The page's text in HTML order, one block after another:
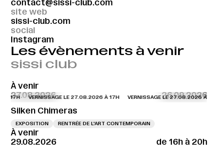
contact@sissi-club.com
site web
sissi-club.com
social
Instagram
Les évènements à venir
sissi club
À venir
27.08.2026
26.09.2026
À 17H VERNISSAGE LE 27.08.2026 À 17H VERNISSAGE LE 27.08.2026 À 17H
Silken Chimeras
EXPOSITION RENTRÉE DE L'ART CONTEMPORAIN
À venir
29.08.2026
de 16h à 20h